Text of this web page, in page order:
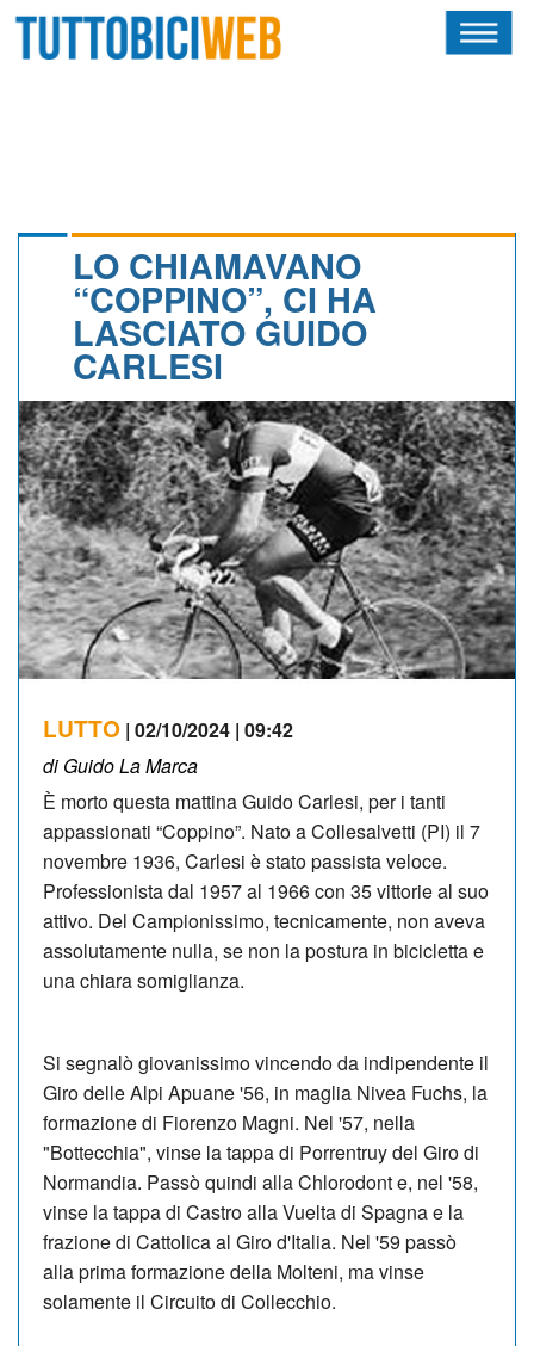
CALENDARIO
ALBI D'ORO
NEWSLETTER
LO CHIAMAVANO
“COPPINO”, CI HA
LASCIATO GUIDO
CARLESI
LUTTO | 02/10/2024 | 09:42
di Guido La Marca
È morto questa mattina Guido Carlesi, per i tanti
appassionati “Coppino”. Nato a Collesalvetti (PI) il 7
novembre 1936, Carlesi è stato passista veloce.
Professionista dal 1957 al 1966 con 35 vittorie al suo
attivo. Del Campionissimo, tecnicamente, non aveva
assolutamente nulla, se non la postura in bicicletta e
una chiara somiglianza.
Si segnalò giovanissimo vincendo da indipendente il
Giro delle Alpi Apuane '56, in maglia Nivea Fuchs, la
formazione di Fiorenzo Magni. Nel '57, nella
"Bottecchia", vinse la tappa di Porrentruy del Giro di
Normandia. Passò quindi alla Chlorodont e, nel '58,
vinse la tappa di Castro alla Vuelta di Spagna e la
frazione di Cattolica al Giro d'Italia. Nel '59 passò
alla prima formazione della Molteni, ma vinse
solamente il Circuito di Collecchio.